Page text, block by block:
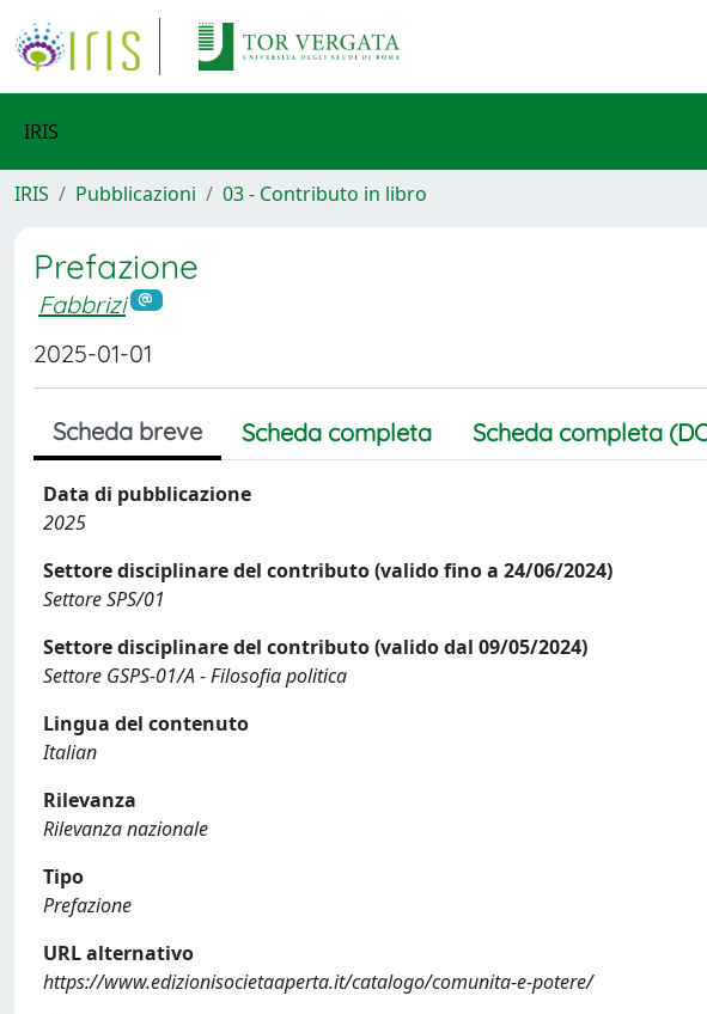
IRIS
IRIS Pubblicazioni 03 - Contributo in libro
Prefazione
Fabbrizi
2025-01-01
Scheda breve Scheda completa Scheda completa
Data di pubblicazione
2025
Settore disciplinare del contributo (valido fino a 24/06/2024)
Settore SPS/01
Settore disciplinare del contributo (valido dal 09/05/2024)
Settore GSPS-01/A - Filosofia politica
Lingua del contenuto
Italian
Rilevanza
Rilevanza nazionale
Tipo
Prefazione
URL alternativo
https://www.edizionisocietaaperta.it/catalogo/comunita-e-potere/